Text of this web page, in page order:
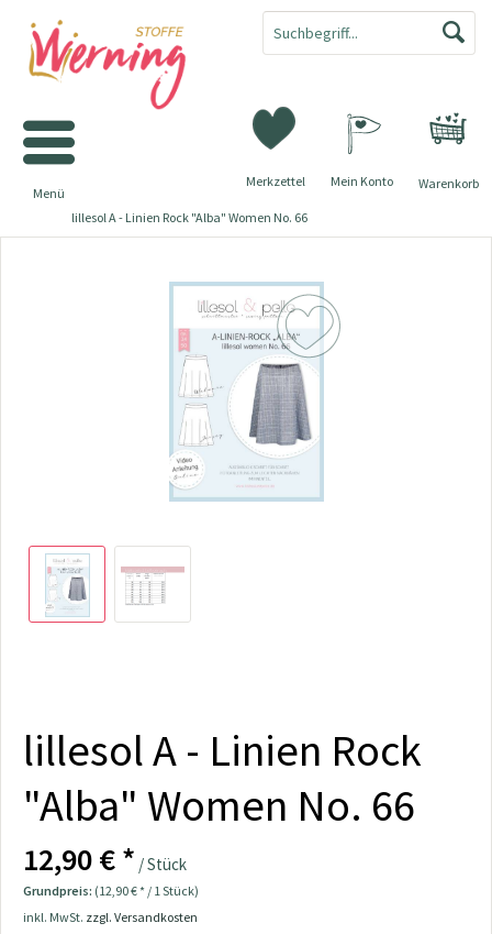
Warenkorb
Merkzettel Mein Konto
Menü
lillesol A - Linien Rock "Alba" Women No. 66
lillesol A - Linien Rock
"Alba" Women No. 66
12,90 € * / Stück
Grundpreis: (12,90 € * / 1 Stück)
inkl. MwSt. zzgl. Versandkosten